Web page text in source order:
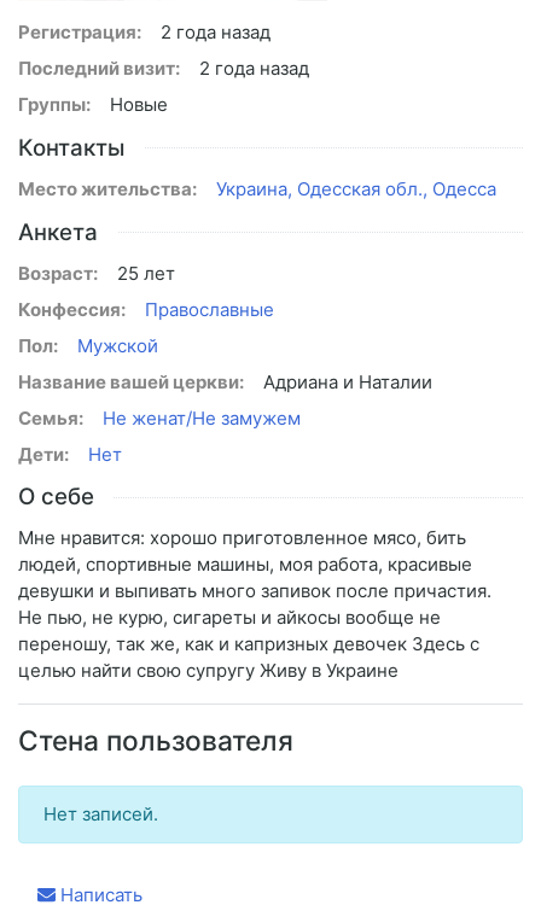
Регистрация:
2 года назад
Последний визит:
2 года назад
Группы:
Новые
Контакты
Место жительства: Украина, Одесская обл., Одесса
Анкета
Возраст:
25 лет
Конфессия:
Православные
Пол:
Мужской
Название вашей церкви:
Адриана и Наталии
Семья:
Не женат/Не замужем
Дети:
Нет
О себе
Мне нравится: хорошо приготовленное мясо, бить
людей, спортивные машины, моя работа, красивые
девушки и выпивать много запивок после причастия.
Не пью, не курю, сигареты и айкосы вообще не
переношу, так же, как и капризных девочек Здесь с
целью найти свою супругу Живу в Украине
Стена пользователя
Нет записей.
Написать